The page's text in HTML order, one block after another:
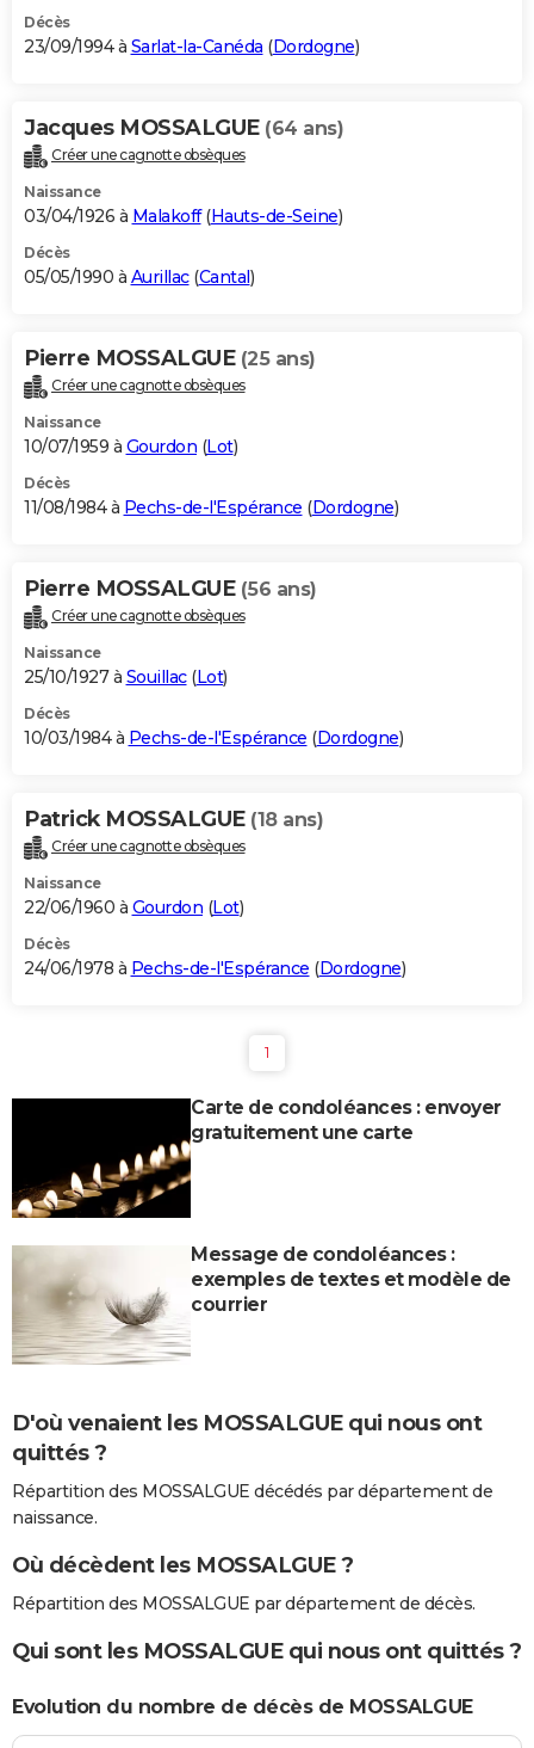
Décès
23/09/1994 à Sarlat-la-Canéda (Dordogne)
Jacques MOSSALGUE (64 ans)
Créer une cagnotte obsèques
Naissance
03/04/1926 à Malakoff(Hauts-de-Seine)
Décès
05/05/1990 à Aurillac(Cantal)
Pierre MOSSALGUE (25 ans)
Créer une cagnotte obsèques
Naissance
10/07/1959 à Gourdon (Lot)
Décès
11/08/1984 à Pechs-de-l'Espérance (Dordogne)
Pierre MOSSALGUE (56 ans)
Créer une cagnotte obsèques
Naissance
25/10/1927 à Souillac(Lot)
Décès
10/03/1984 à Pechs-de-l'Espérance (Dordogne)
Patrick MOSSALGUE (18 ans)
Créer une cagnotte obsèques
Naissance
22/06/1960 à Gourdon (Lot)
Décès
24/06/1978 à Pechs-de-l'Espérance (Dordogne)
1
Carte de condoléances : envoyer
gratuitement une carte
Message de condoléances :
exemples de textes et modèle de
courrier
D'où venaient les MOSSALGUE qui nous ont
quittés ?
Répartition des MOSSALGUE décédés par département de
naissance.
Où décèdent les MOSSALGUE ?
Répartition des MOSSALGUE par département de décès.
Qui sont les MOSSALGUE qui nous ont quittés ?
Evolution du nombre de décès de MOSSALGUE